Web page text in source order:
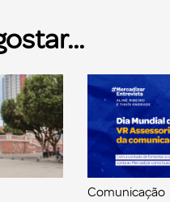
Comunicação